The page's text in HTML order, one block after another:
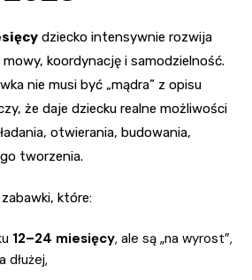
dziecko intensywnie rozwija
koordynację i samodzielność.
nie musi być „mądra” z opisu
że daje dziecku realne możliwości
otwierania, budowania,
tworzenia.
które:
12–24 miesięcy, ale są „na wyrost”,
dłużej,